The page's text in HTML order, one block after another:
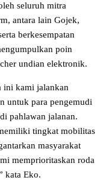
seluruh mitra
antara lain Gojek,
berkesempatan
poin
undian elektronik.
ini kami jalankan
untuk para pengemudi
pahlawan jalanan.
tingkat mobilitas
masyarakat
memprioritaskan roda
kata Eko.